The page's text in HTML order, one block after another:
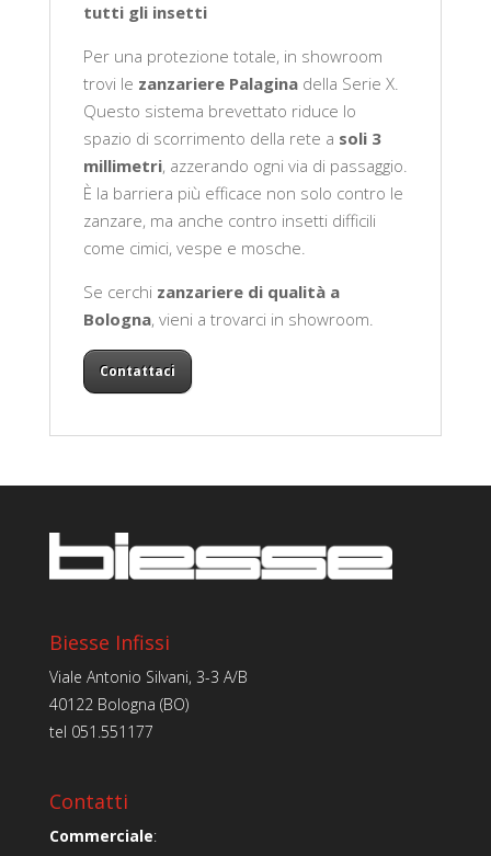
tutti gli insetti
Per una protezione totale, in showroom
trovi le zanzariere Palagina della Serie X.
Questo sistema brevettato riduce lo
spazio di scorrimento della rete a soli 3
millimetri, azzerando ogni via di passaggio.
È la barriera più efficace non solo contro le
zanzare, ma anche contro insetti difficili
come cimici, vespe e mosche.
Se cerchi zanzariere di qualità a
Bologna, vieni a trovarci in showroom.
Contattaci
Biesse Infissi
Viale Antonio Silvani, 3-3 A/B
40122 Bologna (BO)
tel 051.551177
Contatti
Commerciale: